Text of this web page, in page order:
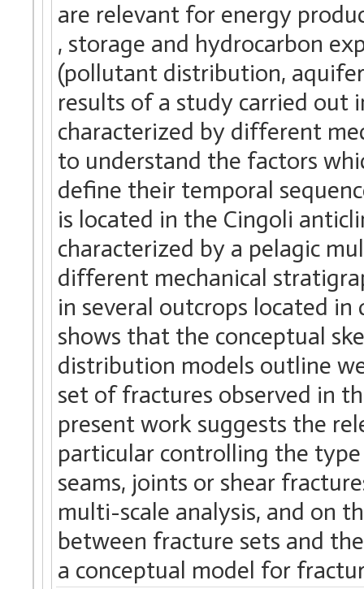
are relevant for energy
, storage and hydrocarbon
(pollutant distribution,
results of a study carried out
characterized by different
to understand the factors
define their temporal
is located in the Cingoli
characterized by a pelagic
different mechanical
in several outcrops located
shows that the conceptual
distribution models outline
set of fractures observed in
present work suggests the
particular controlling the
seams, joints or shear
multi-scale analysis, and on
between fracture sets and
a conceptual model for